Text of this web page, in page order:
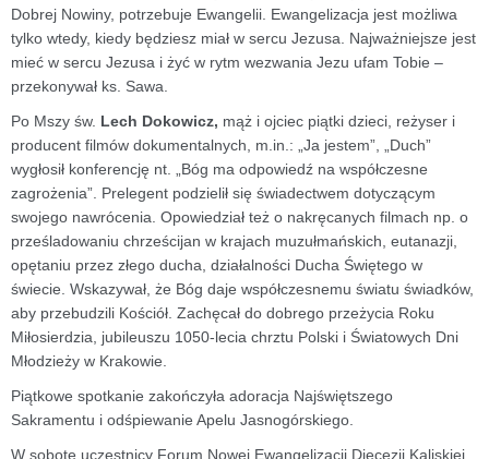
Dobrej Nowiny, potrzebuje Ewangelii. Ewangelizacja jest możliwa
tylko wtedy, kiedy będziesz miał w sercu Jezusa. Najważniejsze jest
mieć w sercu Jezusa i żyć w rytm wezwania Jezu ufam Tobie –
przekonywał ks. Sawa.
Po Mszy św. Lech Dokowicz, mąż i ojciec piątki dzieci, reżyser i
producent filmów dokumentalnych, m.in.: „Ja jestem”, „Duch”
wygłosił konferencję nt. „Bóg ma odpowiedź na współczesne
zagrożenia”. Prelegent podzielił się świadectwem dotyczącym
swojego nawrócenia. Opowiedział też o nakręcanych filmach np. o
prześladowaniu chrześcijan w krajach muzułmańskich, eutanazji,
opętaniu przez złego ducha, działalności Ducha Świętego w
świecie. Wskazywał, że Bóg daje współczesnemu światu świadków,
aby przebudzili Kościół. Zachęcał do dobrego przeżycia Roku
Miłosierdzia, jubileuszu 1050-lecia chrztu Polski i Światowych Dni
Młodzieży w Krakowie.
Piątkowe spotkanie zakończyła adoracja Najświętszego
Sakramentu i odśpiewanie Apelu Jasnogórskiego.
W sobotę uczestnicy Forum Nowej Ewangelizacji Diecezji Kaliskiej